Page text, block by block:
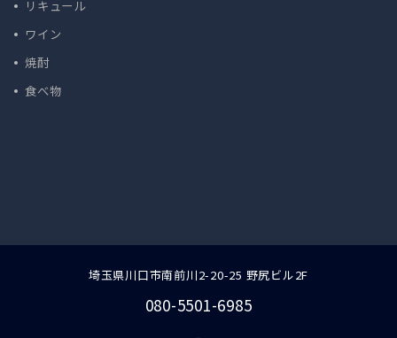
リキュール
ワイン
焼酎
食べ物
埼玉県川口市南前川2-20-25 野尻ビル2F
080-5501-6985